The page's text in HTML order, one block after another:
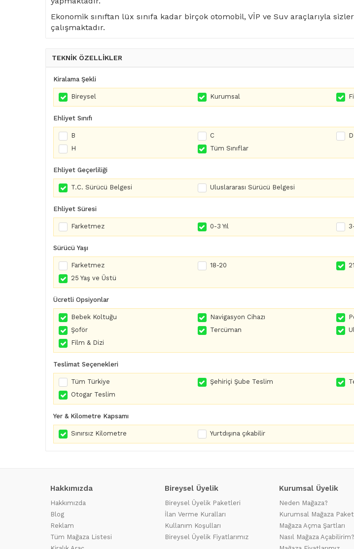
Ekonomik sınıftan lüx sınıfa kadar birçok otomobil, VİP ve Suv araçlarıyla
çalışmaktadır.
TEKNİK ÖZELLİKLER
Kiralama Şekli
Bireysel Kurumsal
Ehliyet Sınıfı
B C D
H
Tüm Sınıflar
Ehliyet Geçerliliği
T.C. Sürücü Belgesi Uluslararası Sürücü Belgesi
Ehliyet Süresi
Farketmez 0-3 Yıl
Sürücü Yaşı
Farketmez 18-20
25 Yaş ve Üstü
Ücretli Opsiyonlar
Bebek Koltuğu Navigasyon Cihazı
Şoför
Tercüman
Film & Dizi
Teslimat Seçenekleri
Tüm Türkiye Şehiriçi Şube Teslim
Otogar Teslim
Yer & Kilometre Kapsamı
Sınırsız Kilometre Yurtdışına çıkabilir
Hakkımızda
Hakkımızda
Blog
Reklam
Tüm Mağaza Listesi
Bireysel Üyelik
Bireysel Üyelik Paketleri
İlan Verme Kuralları
Kullanım Koşulları
Bireysel Üyelik Fiyatlarımız
Kurumsal Üyelik
Neden Mağaza?
Kurumsal Mağaza
Mağaza Açma Şartları
Nasıl Mağaza Açabilirim?